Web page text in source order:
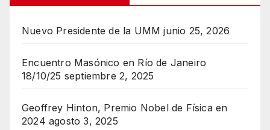
Nuevo Presidente de la UMM junio 25, 2026
Encuentro Masónico en Río de Janeiro
18/10/25 septiembre 2, 2025
Geoffrey Hinton, Premio Nobel de Física en
2024 agosto 3, 2025